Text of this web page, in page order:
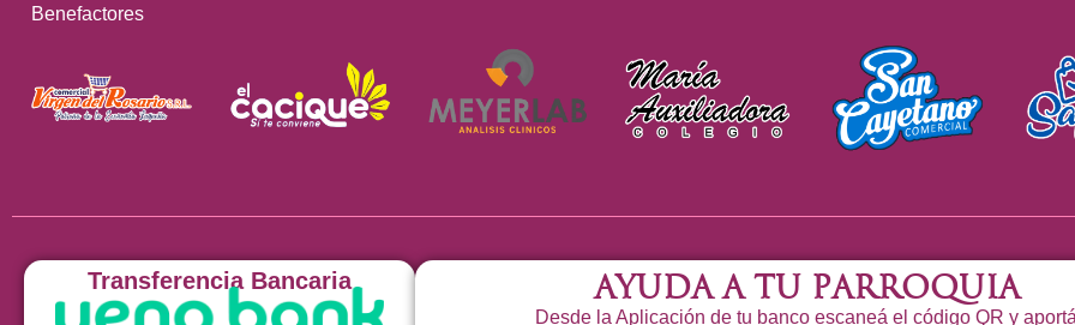
Benefactores
Transferencia Bancaria Ayuda a tu Parroquia
Desde la Aplicación de tu banco escaneá el código QR y